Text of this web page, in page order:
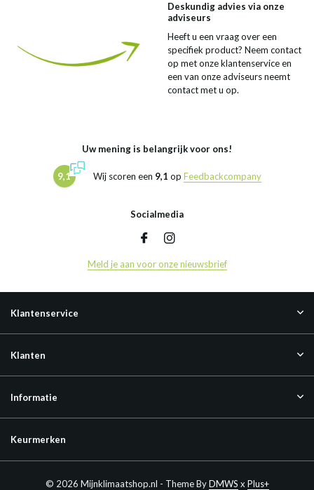
Deskundig advies via onze
adviseurs
Heeft u een vraag over een
specifiek product? Neem contact
op met onze klantenservice en
een van onze adviseurs neemt
contact met u op.
Uw mening is belangrijk voor ons!
9,1 Wij scoren een 9,1 op Feedbackcompany
Socialmedia
Meld je aan voor onze nieuwsbrief
Klantenservice
Klanten
Informatie
Keurmerken
© 2026 Mijnklimaatshop.nl - Theme ByDMWS x Plus+